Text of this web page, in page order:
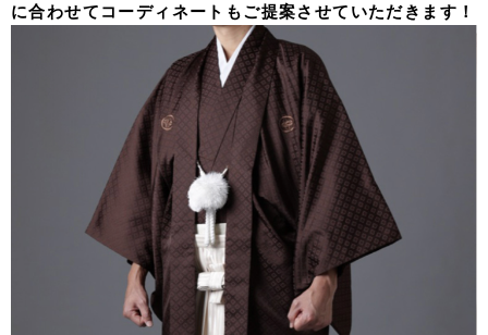
に合わせてコーディネートもご提案させていただきます！